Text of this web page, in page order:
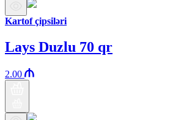
Kartof çipsiləri
Lays Duzlu 70 qr
2.00